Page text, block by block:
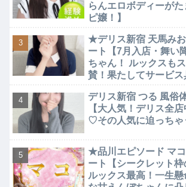
らんエロボディーが
ピ嬢！】
★デリス新宿 天馬み
ート【7月入店・舞い
ちゃん！ ルックスも
賛！果たしてサービ
デリス新宿 つる 風俗
【大人気！デリス全
♡その人気に迫っち
★品川エピソード マ
ート【シークレット枠
ルックス最高！一生